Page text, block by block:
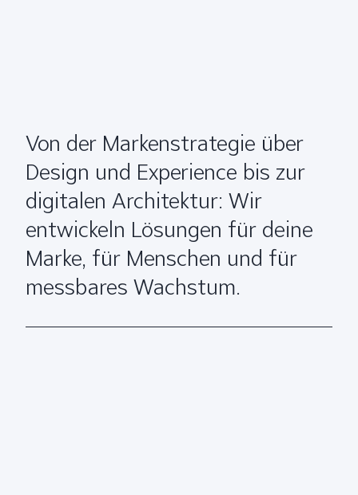
Von der Markenstrategie über
Design und Experience bis zur
digitalen Architektur: Wir
entwickeln Lösungen für deine
Marke, für Menschen und für
messbares Wachstum.